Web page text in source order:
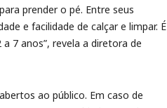
prender o pé. Entre seus
e facilidade de calçar e limpar. É
7 anos”, revela a diretora de
ao público. Em caso de